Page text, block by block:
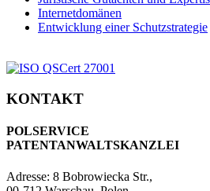
Internetdomänen
Entwicklung einer Schutzstrategie
KONTAKT
POLSERVICE
PATENTANWALTSKANZLEI
Adresse: 8 Bobrowiecka Str.,